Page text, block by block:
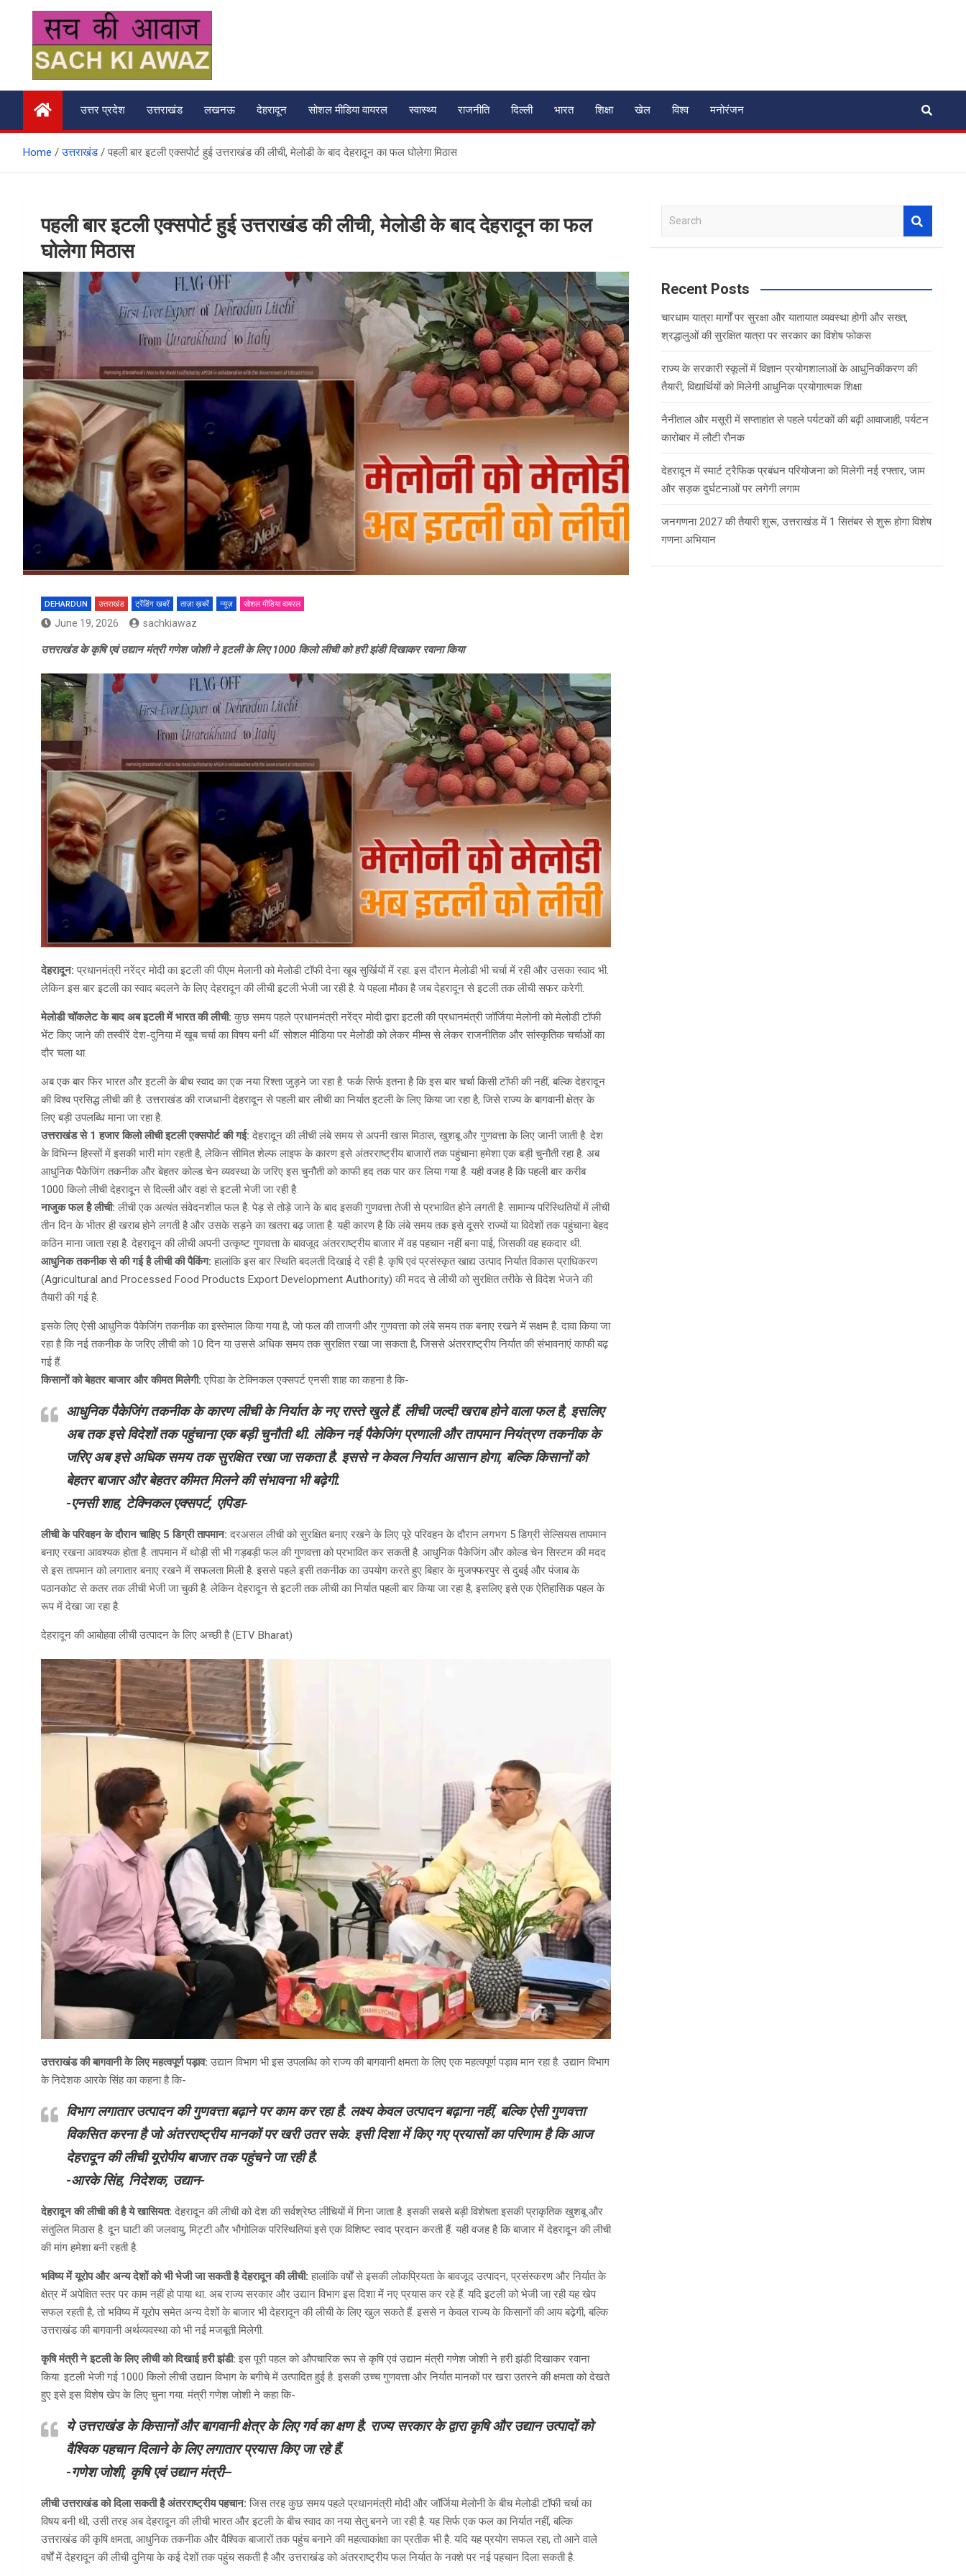
content
सच की आवाज
उत्तर प्रदेश उत्तराखंड लखनऊ देहरादून सोशल मीडिया वायरल स्वास्थ्य राजनीति दिल्ली भारत शिक्षा खेल विश्व मनोरंजन
Home उत्तराखंड पहली बार इटली एक्सपोर्ट हुई उत्तराखंड की लीची, मेलोडी के बाद देहरादून का फल घोलेगा मिठास
पहली बार इटली एक्सपोर्ट हुई उत्तराखंड की लीची, मेलोडी के बाद देहरादून का फल
घोलेगा मिठास
DEHARDUN उत्तराखंड ट्रेंडिंग खबरें ताज़ा ख़बरें न्यूज़ सोशल मीडिया वायरल
June 19, 2026 sachkiawaz
उत्तराखंड के कृषि एवं उद्यान मंत्री गणेश जोशी ने इटली के लिए 1000 किलो लीची को हरी झंडी दिखाकर रवाना किया
देहरादून: प्रधानमंत्री नरेंद्र मोदी का इटली की पीएम मेलानी को मेलोडी टॉफी देना खूब सुर्खियों में रहा. इस दौरान मेलोडी भी चर्चा में रही और उसका स्वाद भी.
लेकिन इस बार इटली का स्वाद बदलने के लिए देहरादून की लीची इटली भेजी जा रही है. ये पहला मौका है जब देहरादून से इटली तक लीची सफर करेगी.
मेलोडी चॉकलेट के बाद अब इटली में भारत की लीची: कुछ समय पहले प्रधानमंत्री नरेंद्र मोदी द्वारा इटली की प्रधानमंत्री जॉर्जिया मेलोनी को मेलोडी टॉफी
भेंट किए जाने की तस्वीरें देश-दुनिया में खूब चर्चा का विषय बनी थीं. सोशल मीडिया पर मेलोडी को लेकर मीम्स से लेकर राजनीतिक और सांस्कृतिक चर्चाओं का
दौर चला था.
अब एक बार फिर भारत और इटली के बीच स्वाद का एक नया रिश्ता जुड़ने जा रहा है. फर्क सिर्फ इतना है कि इस बार चर्चा किसी टॉफी की नहीं, बल्कि देहरादून
की विश्व प्रसिद्ध लीची की है. उत्तराखंड की राजधानी देहरादून से पहली बार लीची का निर्यात इटली के लिए किया जा रहा है, जिसे राज्य के बागवानी क्षेत्र के
लिए बड़ी उपलब्धि माना जा रहा है.
उत्तराखंड से 1 हजार किलो लीची इटली एक्सपोर्ट की गई: देहरादून की लीची लंबे समय से अपनी खास मिठास, खुशबू और गुणवत्ता के लिए जानी जाती है. देश
के विभिन्न हिस्सों में इसकी भारी मांग रहती है, लेकिन सीमित शेल्फ लाइफ के कारण इसे अंतरराष्ट्रीय बाजारों तक पहुंचाना हमेशा एक बड़ी चुनौती रहा है. अब
आधुनिक पैकेजिंग तकनीक और बेहतर कोल्ड चेन व्यवस्था के जरिए इस चुनौती को काफी हद तक पार कर लिया गया है. यही वजह है कि पहली बार करीब
1000 किलो लीची देहरादून से दिल्ली और वहां से इटली भेजी जा रही है.
नाजुक फल है लीची: लीची एक अत्यंत संवेदनशील फल है. पेड़ से तोड़े जाने के बाद इसकी गुणवत्ता तेजी से प्रभावित होने लगती है. सामान्य परिस्थितियों में लीची
तीन दिन के भीतर ही खराब होने लगती है और उसके सड़ने का खतरा बढ़ जाता है. यही कारण है कि लंबे समय तक इसे दूसरे राज्यों या विदेशों तक पहुंचाना बेहद
कठिन माना जाता रहा है. देहरादून की लीची अपनी उत्कृष्ट गुणवत्ता के बावजूद अंतरराष्ट्रीय बाजार में वह पहचान नहीं बना पाई, जिसकी वह हकदार थी.
आधुनिक तकनीक से की गई है लीची की पैकिंग: हालांकि इस बार स्थिति बदलती दिखाई दे रही है. कृषि एवं प्रसंस्कृत खाद्य उत्पाद निर्यात विकास प्राधिकरण
(Agricultural and Processed Food Products Export Development Authority) की मदद से लीची को सुरक्षित तरीके से विदेश भेजने की
तैयारी की गई है.
इसके लिए ऐसी आधुनिक पैकेजिंग तकनीक का इस्तेमाल किया गया है, जो फल की ताजगी और गुणवत्ता को लंबे समय तक बनाए रखने में सक्षम है. दावा किया जा
रहा है कि नई तकनीक के जरिए लीची को 10 दिन या उससे अधिक समय तक सुरक्षित रखा जा सकता है, जिससे अंतरराष्ट्रीय निर्यात की संभावनाएं काफी बढ़
गई हैं.
किसानों को बेहतर बाजार और कीमत मिलेगी: एपिडा के टेक्निकल एक्सपर्ट एनसी शाह का कहना है कि-
आधुनिक पैकेजिंग तकनीक के कारण लीची के निर्यात के नए रास्ते खुले हैं. लीची जल्दी खराब होने वाला फल है, इसलिए
अब तक इसे विदेशों तक पहुंचाना एक बड़ी चुनौती थी. लेकिन नई पैकेजिंग प्रणाली और तापमान नियंत्रण तकनीक के
जरिए अब इसे अधिक समय तक सुरक्षित रखा जा सकता है. इससे न केवल निर्यात आसान होगा, बल्कि किसानों को
बेहतर बाजार और बेहतर कीमत मिलने की संभावना भी बढ़ेगी.
-एनसी शाह, टेक्निकल एक्सपर्ट, एपिडा-
लीची के परिवहन के दौरान चाहिए 5 डिग्री तापमान: दरअसल लीची को सुरक्षित बनाए रखने के लिए पूरे परिवहन के दौरान लगभग 5 डिग्री सेल्सियस तापमान
बनाए रखना आवश्यक होता है. तापमान में थोड़ी सी भी गड़बड़ी फल की गुणवत्ता को प्रभावित कर सकती है. आधुनिक पैकेजिंग और कोल्ड चेन सिस्टम की मदद
से इस तापमान को लगातार बनाए रखने में सफलता मिली है. इससे पहले इसी तकनीक का उपयोग करते हुए बिहार के मुजफ्फरपुर से दुबई और पंजाब के
पठानकोट से कतर तक लीची भेजी जा चुकी है. लेकिन देहरादून से इटली तक लीची का निर्यात पहली बार किया जा रहा है, इसलिए इसे एक ऐतिहासिक पहल के
रूप में देखा जा रहा है.
देहरादून की आबोहवा लीची उत्पादन के लिए अच्छी है (ETV Bharat)
उत्तराखंड की बागवानी के लिए महत्वपूर्ण पड़ाव: उद्यान विभाग भी इस उपलब्धि को राज्य की बागवानी क्षमता के लिए एक महत्वपूर्ण पड़ाव मान रहा है. उद्यान विभाग
के निदेशक आरके सिंह का कहना है कि-
विभाग लगातार उत्पादन की गुणवत्ता बढ़ाने पर काम कर रहा है. लक्ष्य केवल उत्पादन बढ़ाना नहीं, बल्कि ऐसी गुणवत्ता
विकसित करना है जो अंतरराष्ट्रीय मानकों पर खरी उतर सके. इसी दिशा में किए गए प्रयासों का परिणाम है कि आज
देहरादून की लीची यूरोपीय बाजार तक पहुंचने जा रही है.
-आरके सिंह, निदेशक, उद्यान-
देहरादून की लीची की है ये खासियत: देहरादून की लीची को देश की सर्वश्रेष्ठ लीचियों में गिना जाता है. इसकी सबसे बड़ी विशेषता इसकी प्राकृतिक खुशबू और
संतुलित मिठास है. दून घाटी की जलवायु, मिट्टी और भौगोलिक परिस्थितियां इसे एक विशिष्ट स्वाद प्रदान करती हैं. यही वजह है कि बाजार में देहरादून की लीची
की मांग हमेशा बनी रहती है.
भविष्य में यूरोप और अन्य देशों को भी भेजी जा सकती है देहरादून की लीची: हालांकि वर्षों से इसकी लोकप्रियता के बावजूद उत्पादन, प्रसंस्करण और निर्यात के
क्षेत्र में अपेक्षित स्तर पर काम नहीं हो पाया था. अब राज्य सरकार और उद्यान विभाग इस दिशा में नए प्रयास कर रहे हैं. यदि इटली को भेजी जा रही यह खेप
सफल रहती है, तो भविष्य में यूरोप समेत अन्य देशों के बाजार भी देहरादून की लीची के लिए खुल सकते हैं. इससे न केवल राज्य के किसानों की आय बढ़ेगी, बल्कि
उत्तराखंड की बागवानी अर्थव्यवस्था को भी नई मजबूती मिलेगी.
कृषि मंत्री ने इटली के लिए लीची को दिखाई हरी झंडी: इस पूरी पहल को औपचारिक रूप से कृषि एवं उद्यान मंत्री गणेश जोशी ने हरी झंडी दिखाकर रवाना
किया. इटली भेजी गई 1000 किलो लीची उद्यान विभाग के बगीचे में उत्पादित हुई है. इसकी उच्च गुणवत्ता और निर्यात मानकों पर खरा उतरने की क्षमता को देखते
हुए इसे इस विशेष खेप के लिए चुना गया. मंत्री गणेश जोशी ने कहा कि-
ये उत्तराखंड के किसानों और बागवानी क्षेत्र के लिए गर्व का क्षण है. राज्य सरकार के द्वारा कृषि और उद्यान उत्पादों को
वैश्विक पहचान दिलाने के लिए लगातार प्रयास किए जा रहे हैं.
-गणेश जोशी, कृषि एवं उद्यान मंत्री–
लीची उत्तराखंड को दिला सकती है अंतरराष्ट्रीय पहचान: जिस तरह कुछ समय पहले प्रधानमंत्री मोदी और जॉर्जिया मेलोनी के बीच मेलोडी टॉफी चर्चा का
विषय बनी थी, उसी तरह अब देहरादून की लीची भारत और इटली के बीच स्वाद का नया सेतु बनने जा रही है. यह सिर्फ एक फल का निर्यात नहीं, बल्कि
उत्तराखंड की कृषि क्षमता, आधुनिक तकनीक और वैश्विक बाजारों तक पहुंच बनाने की महत्वाकांक्षा का प्रतीक भी है. यदि यह प्रयोग सफल रहा, तो आने वाले
वर्षों में देहरादून की लीची दुनिया के कई देशों तक पहुंच सकती है और उत्तराखंड को अंतरराष्ट्रीय फल निर्यात के नक्शे पर नई पहचान दिला सकती है.
a
c
Recent Posts
चारधाम यात्रा मार्गों पर सुरक्षा और यातायात व्यवस्था होगी और सख्त,
श्रद्धालुओं की सुरक्षित यात्रा पर सरकार का विशेष फोकस
राज्य के सरकारी स्कूलों में विज्ञान प्रयोगशालाओं के आधुनिकीकरण की
तैयारी, विद्यार्थियों को मिलेगी आधुनिक प्रयोगात्मक शिक्षा
नैनीताल और मसूरी में सप्ताहांत से पहले पर्यटकों की बढ़ी आवाजाही, पर्यटन
कारोबार में लौटी रौनक
देहरादून में स्मार्ट ट्रैफिक प्रबंधन परियोजना को मिलेगी नई रफ्तार, जाम
और सड़क दुर्घटनाओं पर लगेगी लगाम
जनगणना 2027 की तैयारी शुरू, उत्तराखंड में 1 सितंबर से शुरू होगा विशेष
गणना अभियान